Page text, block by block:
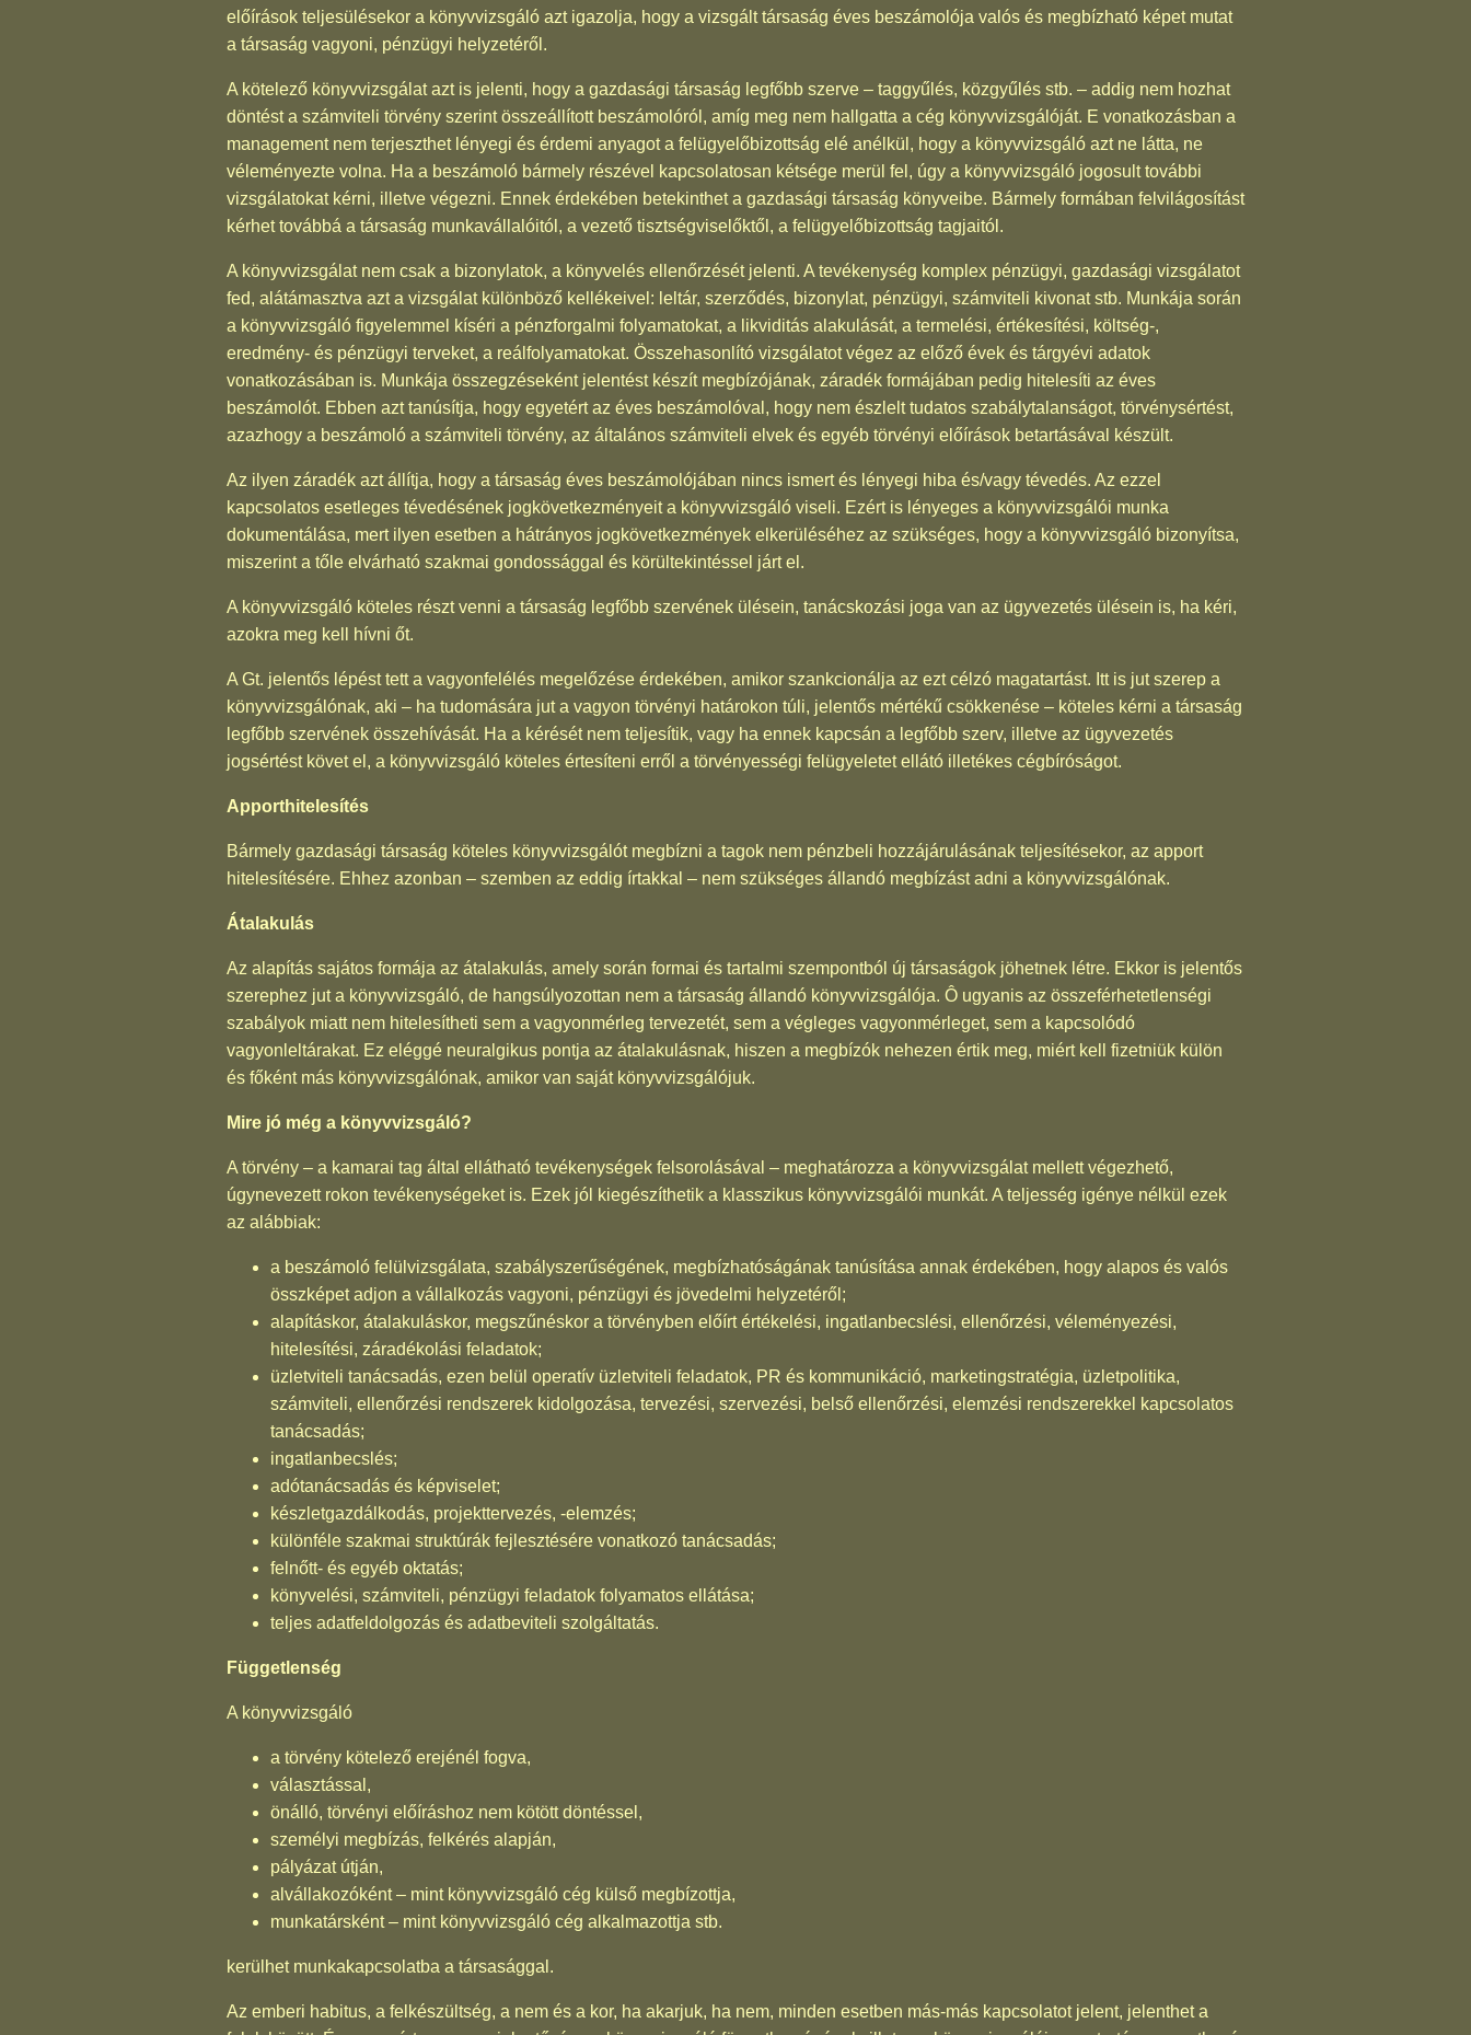
előírások teljesülésekor a könyvvizsgáló azt igazolja, hogy a vizsgált társaság éves beszámolója valós és megbízható képet mutat
a társaság vagyoni, pénzügyi helyzetéről.
A kötelező könyvvizsgálat azt is jelenti, hogy a gazdasági társaság legfőbb szerve – taggyűlés, közgyűlés stb. – addig nem hozhat
döntést a számviteli törvény szerint összeállított beszámolóról, amíg meg nem hallgatta a cég könyvvizsgálóját. E vonatkozásban a
management nem terjeszthet lényegi és érdemi anyagot a felügyelőbizottság elé anélkül, hogy a könyvvizsgáló azt ne látta, ne
véleményezte volna. Ha a beszámoló bármely részével kapcsolatosan kétsége merül fel, úgy a könyvvizsgáló jogosult további
vizsgálatokat kérni, illetve végezni. Ennek érdekében betekinthet a gazdasági társaság könyveibe. Bármely formában felvilágosítást
kérhet továbbá a társaság munkavállalóitól, a vezető tisztségviselőktől, a felügyelőbizottság tagjaitól.
A könyvvizsgálat nem csak a bizonylatok, a könyvelés ellenőrzését jelenti. A tevékenység komplex pénzügyi, gazdasági vizsgálatot
fed, alátámasztva azt a vizsgálat különböző kellékeivel: leltár, szerződés, bizonylat, pénzügyi, számviteli kivonat stb. Munkája során
a könyvvizsgáló figyelemmel kíséri a pénzforgalmi folyamatokat, a likviditás alakulását, a termelési, értékesítési, költség-,
eredmény- és pénzügyi terveket, a reálfolyamatokat. Összehasonlító vizsgálatot végez az előző évek és tárgyévi adatok
vonatkozásában is. Munkája összegzéseként jelentést készít megbízójának, záradék formájában pedig hitelesíti az éves
beszámolót. Ebben azt tanúsítja, hogy egyetért az éves beszámolóval, hogy nem észlelt tudatos szabálytalanságot, törvénysértést,
azazhogy a beszámoló a számviteli törvény, az általános számviteli elvek és egyéb törvényi előírások betartásával készült.
Az ilyen záradék azt állítja, hogy a társaság éves beszámolójában nincs ismert és lényegi hiba és/vagy tévedés. Az ezzel
kapcsolatos esetleges tévedésének jogkövetkezményeit a könyvvizsgáló viseli. Ezért is lényeges a könyvvizsgálói munka
dokumentálása, mert ilyen esetben a hátrányos jogkövetkezmények elkerüléséhez az szükséges, hogy a könyvvizsgáló bizonyítsa,
miszerint a tőle elvárható szakmai gondossággal és körültekintéssel járt el.
A könyvvizsgáló köteles részt venni a társaság legfőbb szervének ülésein, tanácskozási joga van az ügyvezetés ülésein is, ha kéri,
azokra meg kell hívni őt.
A Gt. jelentős lépést tett a vagyonfelélés megelőzése érdekében, amikor szankcionálja az ezt célzó magatartást. Itt is jut szerep a
könyvvizsgálónak, aki – ha tudomására jut a vagyon törvényi határokon túli, jelentős mértékű csökkenése – köteles kérni a társaság
legfőbb szervének összehívását. Ha a kérését nem teljesítik, vagy ha ennek kapcsán a legfőbb szerv, illetve az ügyvezetés
jogsértést követ el, a könyvvizsgáló köteles értesíteni erről a törvényességi felügyeletet ellátó illetékes cégbíróságot.
Apporthitelesítés
Bármely gazdasági társaság köteles könyvvizsgálót megbízni a tagok nem pénzbeli hozzájárulásának teljesítésekor, az apport
hitelesítésére. Ehhez azonban – szemben az eddig írtakkal – nem szükséges állandó megbízást adni a könyvvizsgálónak.
Átalakulás
Az alapítás sajátos formája az átalakulás, amely során formai és tartalmi szempontból új társaságok jöhetnek létre. Ekkor is jelentős
szerephez jut a könyvvizsgáló, de hangsúlyozottan nem a társaság állandó könyvvizsgálója. Ô ugyanis az összeférhetetlenségi
szabályok miatt nem hitelesítheti sem a vagyonmérleg tervezetét, sem a végleges vagyonmérleget, sem a kapcsolódó
vagyonleltárakat. Ez eléggé neuralgikus pontja az átalakulásnak, hiszen a megbízók nehezen értik meg, miért kell fizetniük külön
és főként más könyvvizsgálónak, amikor van saját könyvvizsgálójuk.
Mire jó még a könyvvizsgáló?
A törvény – a kamarai tag által ellátható tevékenységek felsorolásával – meghatározza a könyvvizsgálat mellett végezhető,
úgynevezett rokon tevékenységeket is. Ezek jól kiegészíthetik a klasszikus könyvvizsgálói munkát. A teljesség igénye nélkül ezek
az alábbiak:
a beszámoló felülvizsgálata, szabályszerűségének, megbízhatóságának tanúsítása annak érdekében, hogy alapos és valós
összképet adjon a vállalkozás vagyoni, pénzügyi és jövedelmi helyzetéről;
alapításkor, átalakuláskor, megszűnéskor a törvényben előírt értékelési, ingatlanbecslési, ellenőrzési, véleményezési,
hitelesítési, záradékolási feladatok;
üzletviteli tanácsadás, ezen belül operatív üzletviteli feladatok, PR és kommunikáció, marketingstratégia, üzletpolitika,
számviteli, ellenőrzési rendszerek kidolgozása, tervezési, szervezési, belső ellenőrzési, elemzési rendszerekkel kapcsolatos
tanácsadás;
ingatlanbecslés;
adótanácsadás és képviselet;
készletgazdálkodás, projekttervezés, -elemzés;
különféle szakmai struktúrák fejlesztésére vonatkozó tanácsadás;
felnőtt- és egyéb oktatás;
könyvelési, számviteli, pénzügyi feladatok folyamatos ellátása;
teljes adatfeldolgozás és adatbeviteli szolgáltatás.
Függetlenség
A könyvvizsgáló
a törvény kötelező erejénél fogva,
választással,
önálló, törvényi előíráshoz nem kötött döntéssel,
személyi megbízás, felkérés alapján,
pályázat útján,
alvállakozóként – mint könyvvizsgáló cég külső megbízottja,
munkatársként – mint könyvvizsgáló cég alkalmazottja stb.
kerülhet munkakapcsolatba a társasággal.
Az emberi habitus, a felkészültség, a nem és a kor, ha akarjuk, ha nem, minden esetben más-más kapcsolatot jelent, jelenthet a